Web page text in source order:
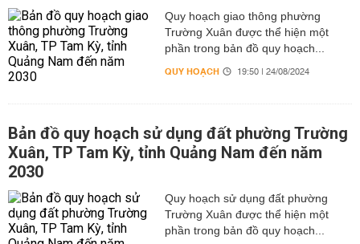
Quy hoạch giao thông phường
Trường Xuân được thể hiện một
phần trong bản đồ quy hoạch...
QUY HOẠCH 19:50 | 24/08/2024
Bản đồ quy hoạch sử dụng đất phường Trường
Xuân, TP Tam Kỳ, tỉnh Quảng Nam đến năm
2030
Quy hoạch sử dụng đất phường
Trường Xuân được thể hiện một
phần trong bản đồ quy hoạch...